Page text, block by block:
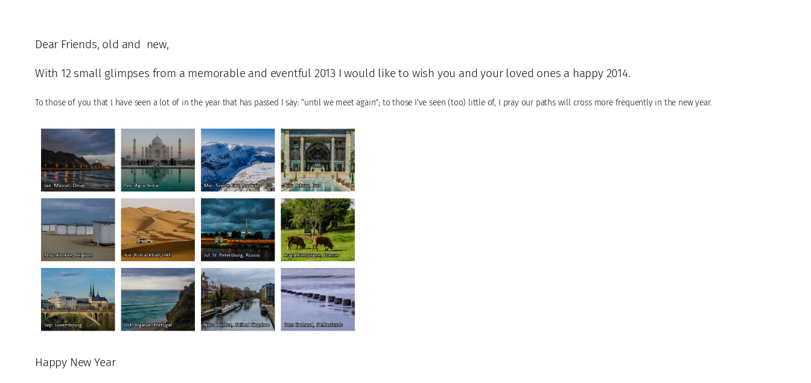
Dear Friends, old and new,
With 12 small glimpses from a memorable and eventful 2013 I would like to wish you and your loved ones a happy 2014.
To those of you that I have seen a lot of in the year that has passed I say: “until we meet again”; to those I’ve seen (too) little of, I pray our paths will cross more frequently in the new year.
Happy New Year